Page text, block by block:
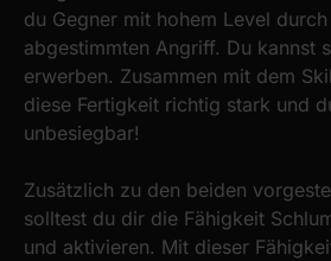
du Gegner mit hohem Level
abgestimmten Angriff. Du kannst
erwerben. Zusammen mit dem
diese Fertigkeit richtig stark und
unbesiegbar!
Zusätzlich zu den beiden
solltest du dir die Fähigkeit
und aktivieren. Mit dieser